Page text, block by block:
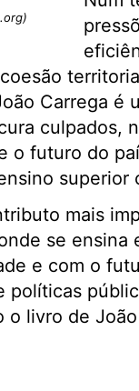
Carrega é
culpados,
o futuro do
mais
se
e com o
políticas
o livro de